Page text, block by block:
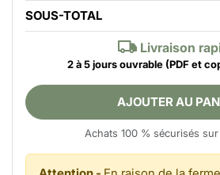
SOUS-TOTAL
Livraison
2 à 5 jours ouvrable(PDF et
AJOUTER AU
Achats 100 % sécurisés